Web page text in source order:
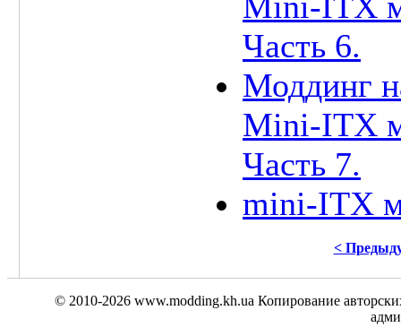
Часть 6.
Моддинг
Mini-ITX
Часть 7.
mini-ITX
<
© 2010-2026 www.modding.kh.ua Копирование